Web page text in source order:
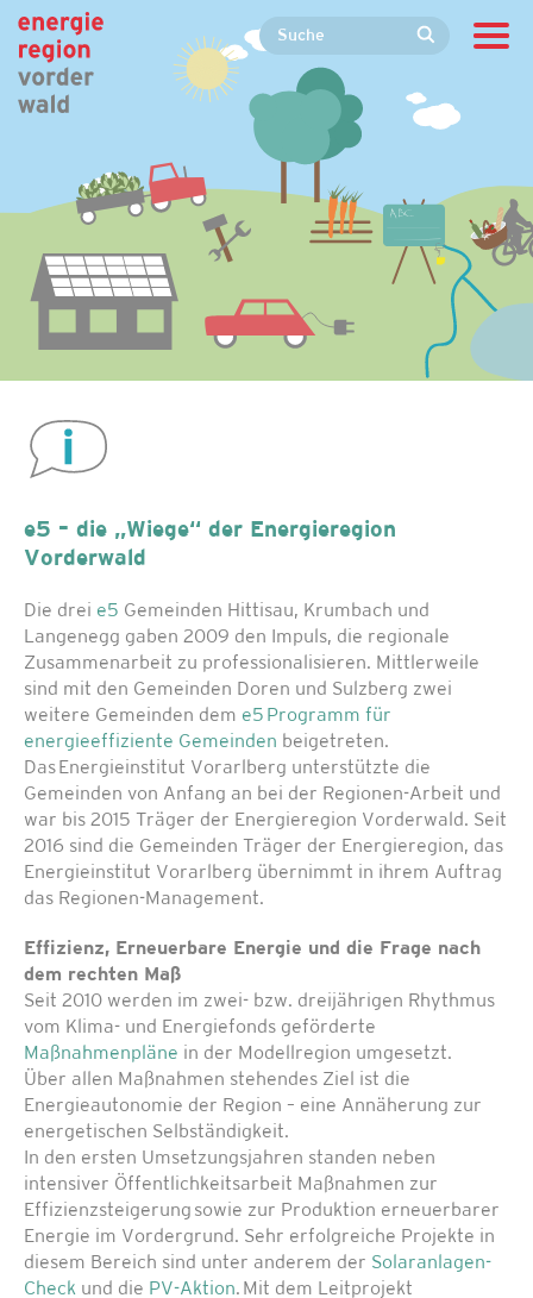
e5 – die „Wiege“ der Energieregion
Vorderwald
Die drei e5 Gemeinden Hittisau, Krumbach und
Langenegg gaben 2009 den Impuls, die regionale
Zusammenarbeit zu professionalisieren. Mittlerweile
sind mit den Gemeinden Doren und Sulzberg zwei
weitere Gemeinden dem e5 Programm für
energieeffiziente Gemeinden beigetreten.
Das Energieinstitut Vorarlberg unterstützte die
Gemeinden von Anfang an bei der Regionen-Arbeit und
war bis 2015 Träger der Energieregion Vorderwald. Seit
2016 sind die Gemeinden Träger der Energieregion, das
Energieinstitut Vorarlberg übernimmt in ihrem Auftrag
das Regionen-Management.
Effizienz, Erneuerbare Energie und die Frage nach
dem rechten Maß
Seit 2010 werden im zwei- bzw. dreijährigen Rhythmus
vom Klima- und Energiefonds geförderte
Maßnahmenpläne in der Modellregion umgesetzt.
Über allen Maßnahmen stehendes Ziel ist die
Energieautonomie der Region – eine Annäherung zur
energetischen Selbständigkeit.
In den ersten Umsetzungsjahren standen neben
intensiver Öffentlichkeitsarbeit Maßnahmen zur
Effizienzsteigerung sowie zur Produktion erneuerbarer
Energie im Vordergrund. Sehr erfolgreiche Projekte in
diesem Bereich sind unter anderem der Solaranlagen-
Check und die PV-Aktion. Mit dem Leitprojekt